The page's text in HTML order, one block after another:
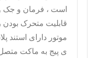
است ، فرمان و جک
قابلیت متحرک بودن
موتور دارای استند
ی پیج به ماکت